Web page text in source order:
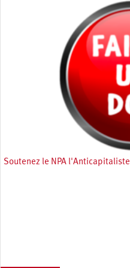
Soutenez le NPA l'Anticapitaliste